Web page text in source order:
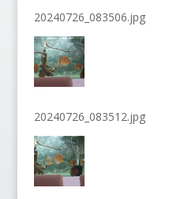
20240726_083506.jpg
20240726_083512.jpg